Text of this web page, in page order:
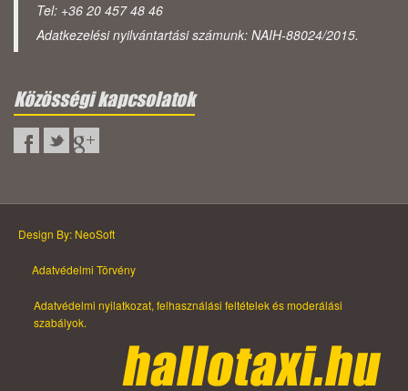
Tel: +36 20 457 48 46
Adatkezelési nyilvántartási számunk: NAIH-88024/2015.
Közösségi kapcsolatok
Design By: NeoSoft
Adatvédelmi Törvény
Adatvédelmi nyilatkozat, felhasználási feltételek és moderálási
szabályok.